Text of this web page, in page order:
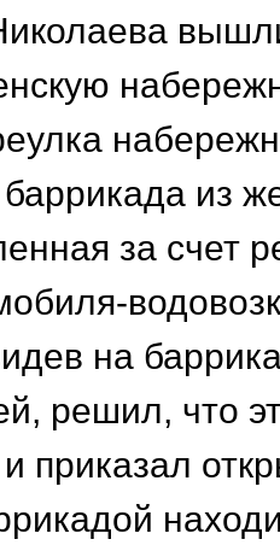
из
за счет
на
решил, что
приказал